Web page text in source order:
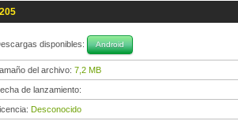
disponibles: Android
del archivo: 7,2 MB
de lanzamiento:
Desconocido